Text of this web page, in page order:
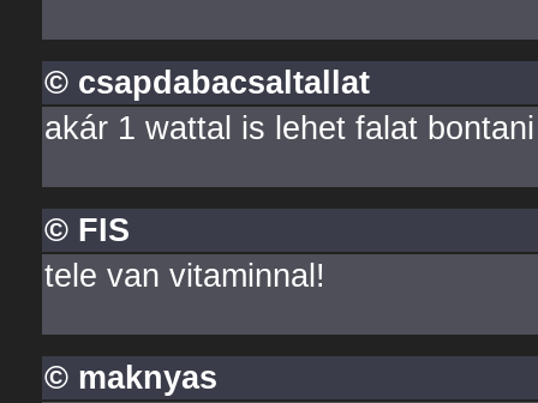
© csapdabacsaltallat
akár 1 wattal is lehet falat bontani
© FIS
tele van vitaminnal!
© maknyas